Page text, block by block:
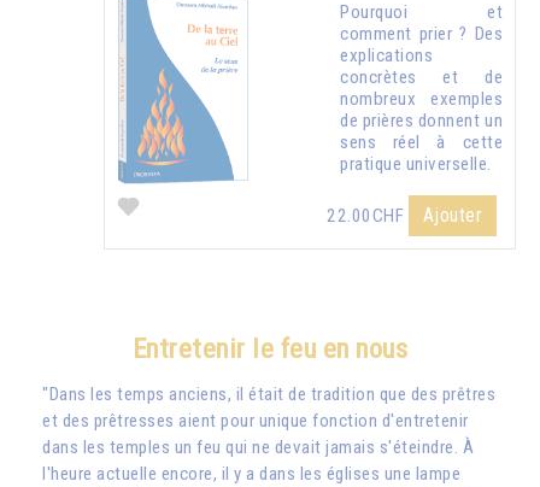
Pourquoi et
comment prier ? Des
explications
concrètes et de
nombreux exemples
de prières donnent un
sens réel à cette
pratique universelle.
22.00CHF Ajouter
Entretenir le feu en nous
"Dans les temps anciens, il était de tradition que des prêtres
et des prêtresses aient pour unique fonction d'entretenir
dans les temples un feu qui ne devait jamais s'éteindre. À
l'heure actuelle encore, il y a dans les églises une lampe